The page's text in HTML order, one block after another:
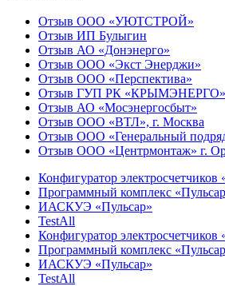
Отзыв ООО «УЮТСТРОЙ»
Отзыв ИП Булыгин
Отзыв АО «Донэнерго»
Отзыв ООО «Экст Энерджи»
Отзыв ООО «Перспектива»
Отзыв ГУП РК «КРЫМЭНЕРГО»
Отзыв АО «Мосэнергосбыт»
Отзыв ООО «ВТЛ», г. Москва
Отзыв ООО «Генеральный
Отзыв ООО «Центрмонтаж» г.
Конфигуратор электросчетчиков
Программный комплекс
ИАСКУЭ «Пульсар»
TestAll
Конфигуратор электросчетчиков
Программный комплекс
ИАСКУЭ «Пульсар»
TestAll